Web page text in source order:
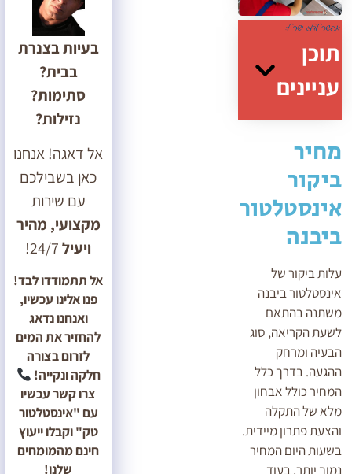
תוכן
עניינים
מחיר
ביקור
אינסטלטור
ביבנה
עלות ביקור של
אינסטלטור ביבנה
משתנה בהתאם
לשעת הקריאה, סוג
הבעיה ומרחק
ההגעה. בדרך כלל
המחיר כולל אבחון
מלא של התקלה
והצעת פתרון מיידית.
בשעות היום המחיר
נמוך יותר, בעוד
בעיות בצנרת
בבית?
סתימות?
נזילות?
אל דאגה! אנחנו
כאן בשבילכם
עם שירות
מקצועי, מהיר
ויעיל24/7!
אל תתמודדו לבד!
פנו אלינו עכשיו,
ואנחנו נדאג
להחזיר את המים
לזרום בצורה
חלקה ונקייה!
צרו קשר עכשיו
עם "אינסטלטור
טק" וקבלו ייעוץ
חינם מהמומחים
שלנו!